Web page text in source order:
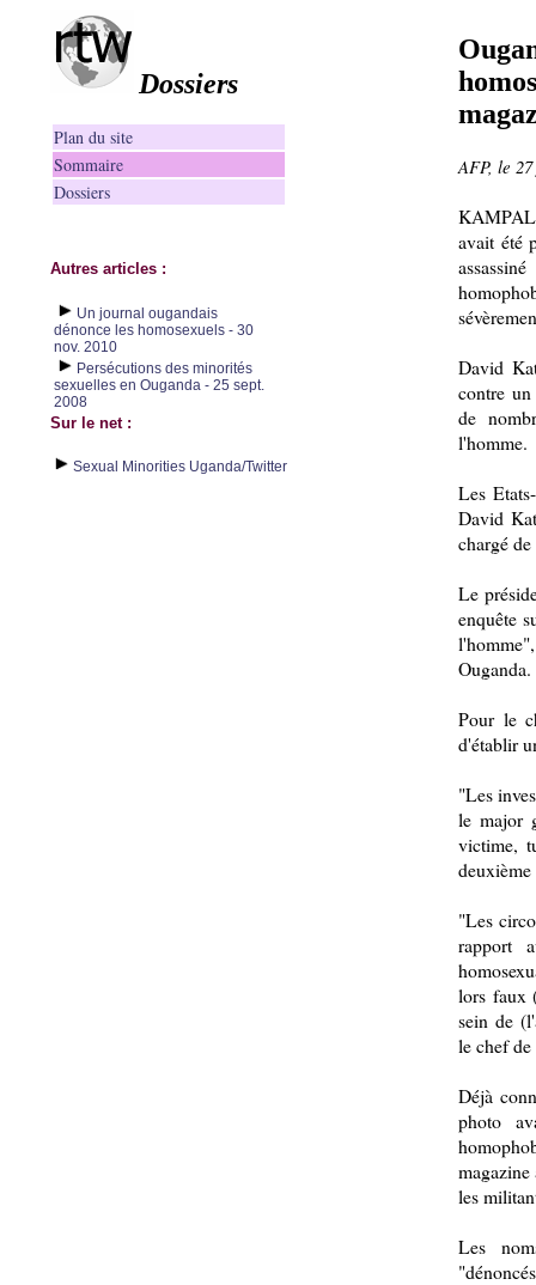
Dossiers
Plan du site
Sommaire
Dossiers
Autres articles :
Un journal ougandais
dénonce les homosexuels - 30
nov. 2010
Persécutions des minorités
sexuelles en Ouganda - 25 sept.
2008
Sur le net :
Sexual Minorities Uganda/Twitter
AFP, le
avait été
David
contre
de
l'homme.
Les
David
chargé
Le
enquête
Ouganda.
Pour le
d'établir
"Les
le major
victime,
"Les
rapport
lors faux
sein de
le chef
Déjà
photo
les
Les